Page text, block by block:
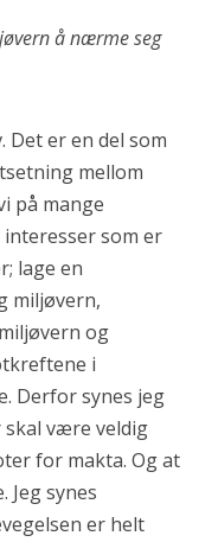
å nærme seg
Det er en del som
mellom
på mange
som er
lage en
miljøvern,
og
i
Derfor synes jeg
skal være veldig
for makta. Og at
Jeg synes
er helt